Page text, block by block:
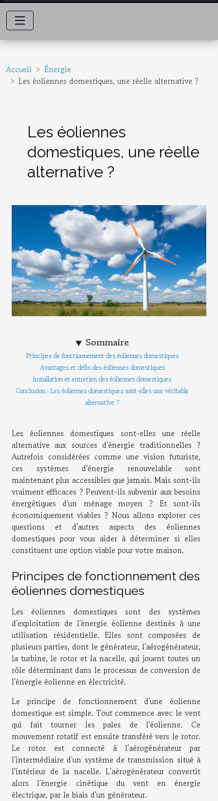
Accueil
Énergie
Les éoliennes domestiques, une réelle alternative ?
Les éoliennes
domestiques, une réelle
alternative ?
Sommaire
Principes de fonctionnement des éoliennes domestiques
Avantages et défis des éoliennes domestiques
Installation et entretien des éoliennes domestiques
Conclusion : Les éoliennes domestiques sont-elles une véritable
alternative ?
Les éoliennes domestiques sont-elles une réelle
alternative aux sources d'énergie traditionnelles ?
Autrefois considérées comme une vision futuriste,
ces systèmes d'énergie renouvelable sont
maintenant plus accessibles que jamais. Mais sont-ils
vraiment efficaces ? Peuvent-ils subvenir aux besoins
énergétiques d'un ménage moyen ? Et sont-ils
économiquement viables ? Nous allons explorer ces
questions et d'autres aspects des éoliennes
domestiques pour vous aider à déterminer si elles
constituent une option viable pour votre maison.
Principes de fonctionnement des
éoliennes domestiques
Les éoliennes domestiques sont des systèmes
d'exploitation de l'énergie éolienne destinés à une
utilisation résidentielle. Elles sont composées de
plusieurs parties, dont le générateur, l'aérogénérateur,
la turbine, le rotor et la nacelle, qui jouent toutes un
rôle déterminant dans le processus de conversion de
l'énergie éolienne en électricité.
Le principe de fonctionnement d'une éolienne
domestique est simple. Tout commence avec le vent
qui fait tourner les pales de l'éolienne. Ce
mouvement rotatif est ensuite transféré vers le rotor.
Le rotor est connecté à l'aérogénérateur par
l'intermédiaire d'un système de transmission situé à
l'intérieur de la nacelle. L'aérogénérateur convertit
alors l'énergie cinétique du vent en énergie
électrique, par le biais d'un générateur.